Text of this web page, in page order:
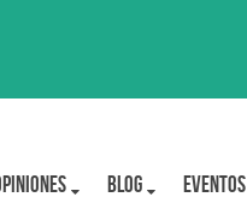
BLOG Eventos